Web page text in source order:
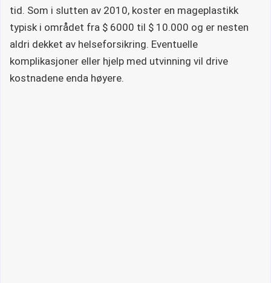
tid. Som i slutten av 2010, koster en mageplastikk
typisk i området fra $ 6000 til $ 10.000 og er nesten
aldri dekket av helseforsikring. Eventuelle
komplikasjoner eller hjelp med utvinning vil drive
kostnadene enda høyere.